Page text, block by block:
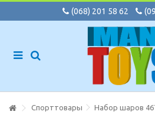
(068) 201 58 62
Спорттовары
Набор шаров